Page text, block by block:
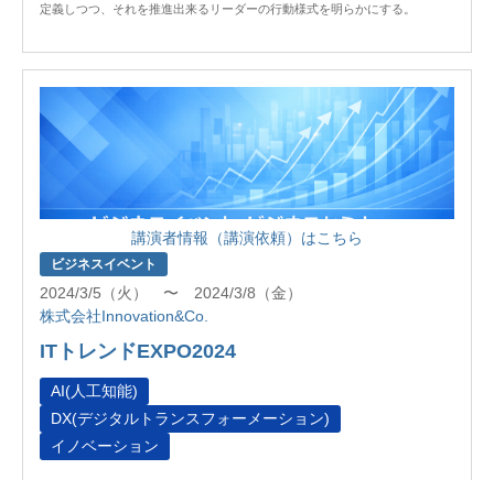
定義しつつ、それを推進出来るリーダーの行動様式を明らかにする。
講演者情報（講演依頼）はこちら
ビジネスイベント
2024/3/5（火） 〜 2024/3/8（金）
株式会社Innovation&Co.
ITトレンドEXPO2024
AI(人工知能)
DX(デジタルトランスフォーメーション)
イノベーション